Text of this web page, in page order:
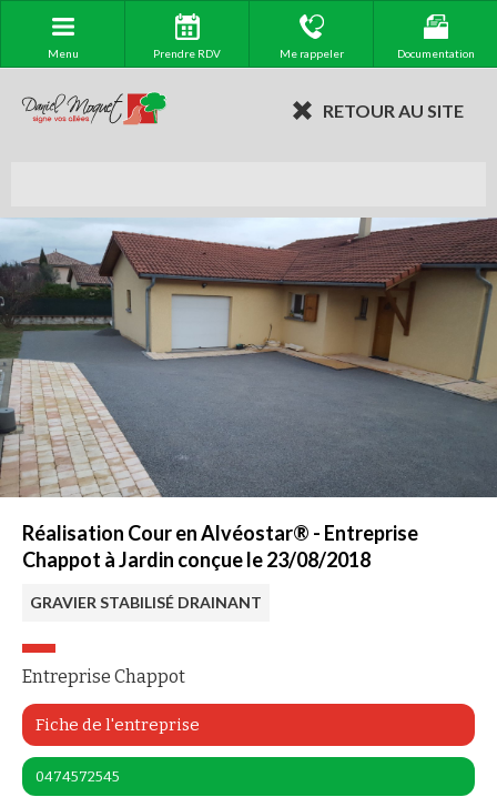
Menu Prendre RDV Me rappeler Documentation
RETOUR AU SITE
Réalisation Cour en Alvéostar® - Entreprise
Chappot à Jardin conçue le 23/08/2018
GRAVIER STABILISÉ DRAINANT
Entreprise Chappot
Fiche de l'entreprise
0474572545